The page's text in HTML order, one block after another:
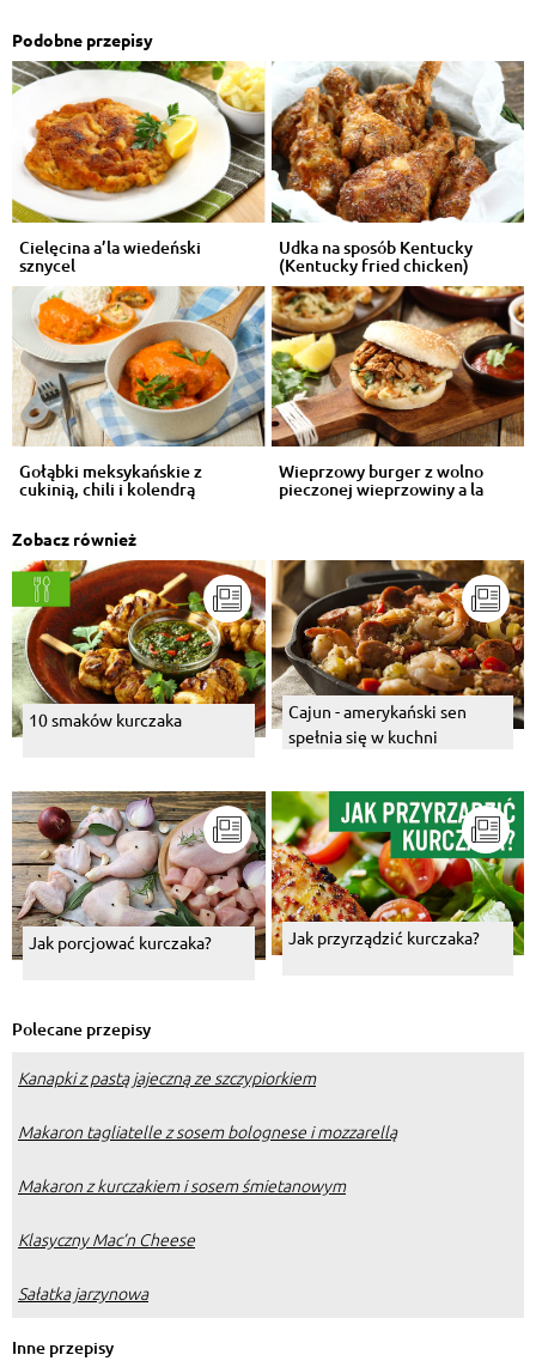
Podobne przepisy
Cielęcina a’la wiedeński
sznycel
Udka na sposób Kentucky
(Kentucky fried chicken)
Gołąbki meksykańskie z
cukinią, chili i kolendrą
Wieprzowy burger z wolno
pieczonej wieprzowiny a la
Zobacz również
10 smaków kurczaka
Cajun - amerykański sen
spełnia się w kuchni
Jak porcjować kurczaka? Jak przyrządzić kurczaka?
Polecane przepisy
Kanapki z pastą jajeczną ze szczypiorkiem
Makaron tagliatelle z sosem bolognese i mozzarellą
Makaron z kurczakiem i sosem śmietanowym
Klasyczny Mac’n Cheese
Sałatka jarzynowa
Inne przepisy